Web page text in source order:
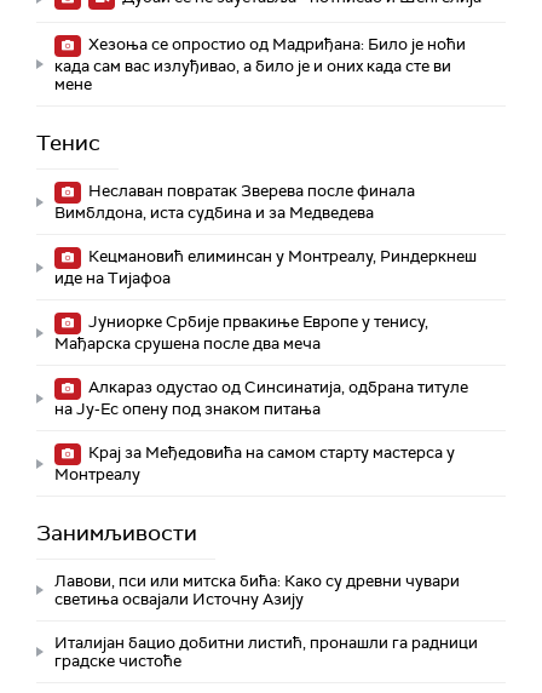
Хезоња се опростио од Мадриђана: Било је ноћи
када сам вас излуђивао, а било је и оних када сте ви
мене
Тенис
Неславан повратак Зверева после финала
Вимблдона, иста судбина и за Медведева
Кецмановић елиминсан у Монтреалу, Риндеркнеш
иде на Тијафоа
Јуниорке Србије првакиње Европе у тенису,
Мађарска срушена после два меча
Алкараз одустао од Синсинатија, одбрана титуле
на Ју-Ес опену под знаком питања
Крај за Међедовића на самом старту мастерса у
Монтреалу
Занимљивости
Лавови, пси или митска бића: Како су древни чувари
светиња освајали Источну Азију
Италијан бацио добитни листић, пронашли га радници
градске чистоће